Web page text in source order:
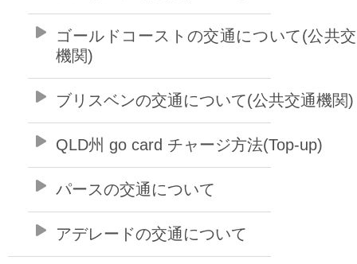
ゴールドコーストの交通について(公共
機関)
ブリスベンの交通について(公共交通機関)
QLD州 go card チャージ方法(Top-up)
パースの交通について
アデレードの交通について